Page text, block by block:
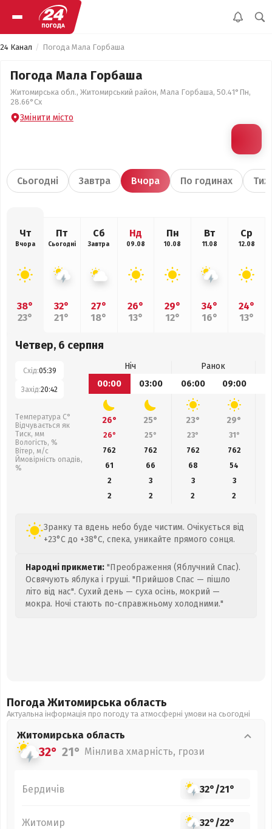
24 Канал Погода Мала Горбаша
Погода Мала Горбаша
Житомирська обл., Житомирський район, Мала Горбаша, 50.41°Пн,
28.66°Сх
Змінити місто
Сьогодні Завтра Вчора По годинах
Чт
Вчора
38°
23°
Пт
Сьогодні
32°
21°
Сб
Завтра
27°
18°
Нд
09.08
26°
13°
Пн
10.08
29°
12°
Вт
11.08
34°
16°
Ср
12.08
24°
13°
Четвер, 6 серпня
Схід:05:39
Захід:20:42
Температура С°
Відчувається як
Тиск, мм
Вологість, %
Вітер, м/с
Ймовірність опадів,
%
Ніч
Ранок
00:00
03:00 06:00 09:00
26° 25° 23° 29°
26° 25° 23° 31°
762
762 762 762
61
66 68 54
2
3 3
3
2
2 2 2
Зранку та вдень небо буде чистим. Очікується від
+23°C до +38°C, спека, уникайте прямого сонця.
Народні прикмети: "Преображення (Яблучний Спас).
Освячують яблука і груші. "Прийшов Спас — пішло
літо від нас". Сухий день — суха осінь, мокрий —
мокра. Ночі стають по-справжньому холодними."
Погода Житомирська область
Актуальна інформація про погоду та атмосферні умови на сьогодні
Житомирська область
32° 21° Мінлива хмарність, грози
Бердичів 32°/21°
Житомир 32°/22°